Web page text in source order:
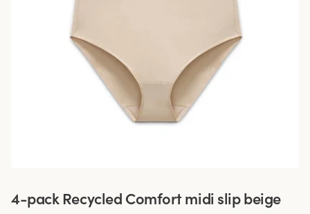
4-pack Recycled Comfort midi slip beige